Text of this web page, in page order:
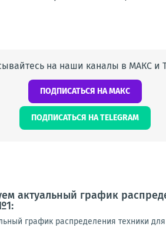
на наши каналы в МАКС и
ПОДПИСАТЬСЯ НА МАКС
ПОДПИСАТЬСЯ НА TELEGRAM
актуальный график
график распределения техники